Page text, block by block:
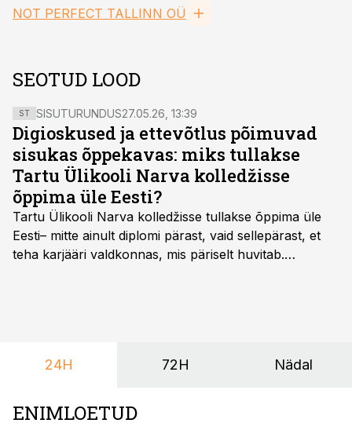
NOT PERFECT TALLINN OÜ
SEOTUD LOOD
ST SISUTURUNDUS27.05.26, 13:39
Digioskused ja ettevõtlus põimuvad
sisukas õppekavas: miks tullakse
Tartu Ülikooli Narva kolledžisse
õppima üle Eesti?
Tartu Ülikooli Narva kolledžisse tullakse õppima üle
Eesti– mitte ainult diplomi pärast, vaid sellepärast, et
teha karjääri valdkonnas, mis päriselt huvitab.
24H 72H Nädal
ENIMLOETUD